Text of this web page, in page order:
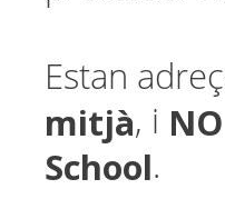
Estan
mitjà, i
School.